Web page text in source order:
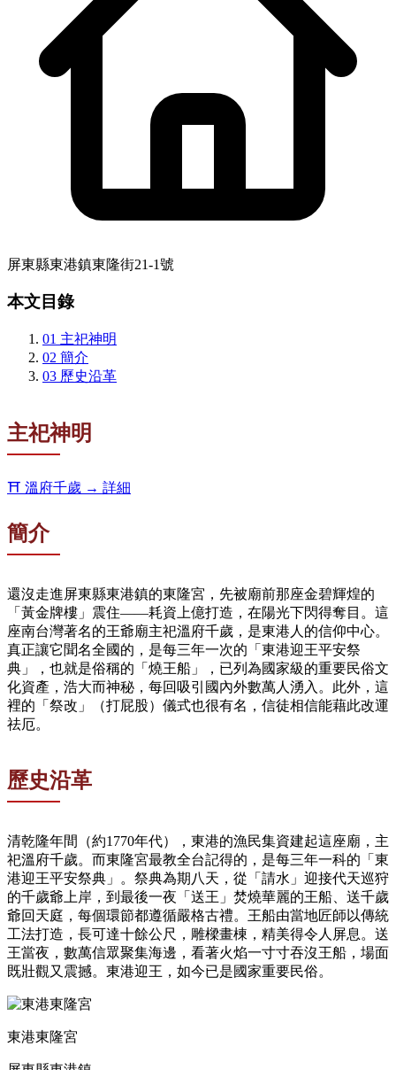
屏東縣東港鎮東隆街21-1號
本文目錄
01 主祀神明
02 簡介
03 歷史沿革
主祀神明
⛩️ 溫府千歲 → 詳細
簡介
還沒走進屏東縣東港鎮的東隆宮，先被廟前那座金碧輝煌的
「黃金牌樓」震住——耗資上億打造，在陽光下閃得奪目。這
座南台灣著名的王爺廟主祀溫府千歲，是東港人的信仰中心。
真正讓它聞名全國的，是每三年一次的「東港迎王平安祭
典」，也就是俗稱的「燒王船」，已列為國家級的重要民俗文
化資產，浩大而神秘，每回吸引國內外數萬人湧入。此外，這
裡的「祭改」（打屁股）儀式也很有名，信徒相信能藉此改運
祛厄。
歷史沿革
清乾隆年間（約1770年代），東港的漁民集資建起這座廟，主
祀溫府千歲。而東隆宮最教全台記得的，是每三年一科的「東
港迎王平安祭典」。祭典為期八天，從「請水」迎接代天巡狩
的千歲爺上岸，到最後一夜「送王」焚燒華麗的王船、送千歲
爺回天庭，每個環節都遵循嚴格古禮。王船由當地匠師以傳統
工法打造，長可達十餘公尺，雕樑畫棟，精美得令人屏息。送
王當夜，數萬信眾聚集海邊，看著火焰一寸寸吞沒王船，場面
既壯觀又震撼。東港迎王，如今已是國家重要民俗。
東港東隆宮